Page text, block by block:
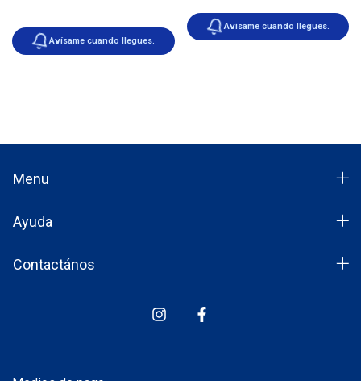
Avísame cuando llegues.
Avísame cuando llegues.
Menu
Ayuda
Contactános